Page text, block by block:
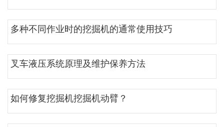
多种不同作业时的挖掘机的通常使用技巧
叉车液压系统原理及维护保养方法
如何修复挖掘机挖掘机动臂？